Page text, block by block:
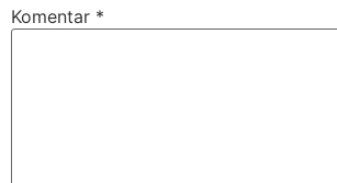
Komentar *